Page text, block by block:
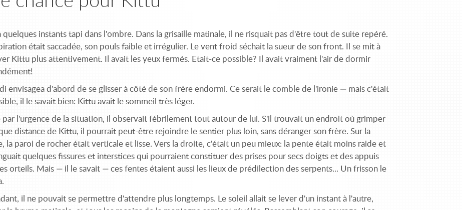
quelques instants tapi dans l'ombre. Dans la grisaille matinale, il ne risquait pas d'être tout de suite repéré.
était saccadée, son pouls faible et irrégulier. Le vent froid séchait la sueur de son front. Il se mit à
Kittu plus attentivement. Il avait les yeux fermés. Etait-ce possible? Il avait vraiment l'air de dormir
envisagea d'abord de se glisser à côté de son frère endormi. Ce serait le comble de l'ironie — mais c'était
il le savait bien: Kittu avait le sommeil très léger.
par l'urgence de la situation, il observait fébrilement tout autour de lui. S'il trouvait un endroit où grimper
distance de Kittu, il pourrait peut-être rejoindre le sentier plus loin, sans déranger son frère. Sur la
la paroi de rocher était verticale et lisse. Vers la droite, c'était un peu mieux: la pente était moins raide et
quelques fissures et interstices qui pourraient constituer des prises pour secs doigts et des appuis
orteils. Mais — il le savait — ces fentes étaient aussi les lieux de prédilection des serpents... Un frisson le
il ne pouvait se permettre d'attendre plus longtemps. Le soleil allait se lever d'un instant à l'autre,